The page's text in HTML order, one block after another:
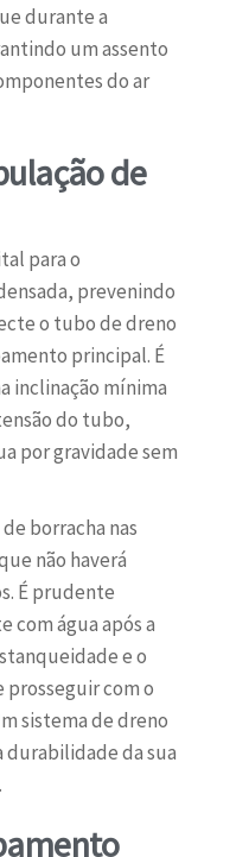
durante a
um assento
do ar
de
para o
prevenindo
o tubo de dreno
principal. É
inclinação mínima
do tubo,
por gravidade sem
borracha nas
não haverá
É prudente
com água após a
e o
com o
sistema de dreno
da sua